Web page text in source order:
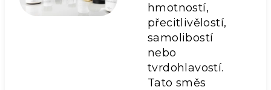
hmotností,
přecitlivělostí,
samolibostí
nebo
tvrdohlavostí.
Tato směs